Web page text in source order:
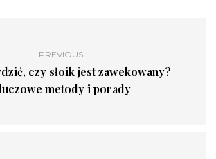
PREVIOUS
czy słoik jest zawekowany?
metody i porady